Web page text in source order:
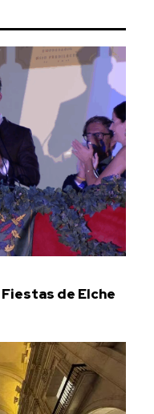
de Elche